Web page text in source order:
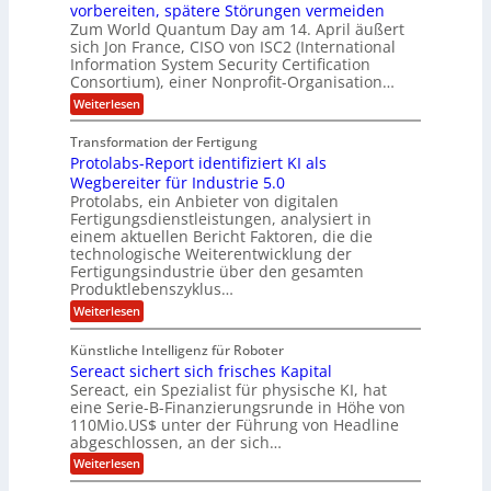
S
-
D
o
l
l
a
r
E
A
u
n
d
L
a
t
e
i
n
a
m
e
r
i
k
a
u
s
t
o
m
e
r
O
ff
c
e
t
K
o
m
p
e
t
e
z
n
t
r
u
m
f
ü
r
3
D
-
D
r
u
c
k
r
a
g
s
d
ä
m
p
e
f
ü
r
d
e
n
M
a
s
c
h
n
e
n
-
u
n
d
A
n
vorbereiten, spätere Störungen vermeiden
Zum World Quantum Day am 14. April äußert
sich Jon France, CISO von ISC2 (International
Information System Security Certification
Consortium), einer Nonprofit-Organisation…
Weiterlesen:
P
s
t
q
u
a
n
t
e
n
k
r
y
p
t
o
g
r
a
f
i
e
:
f
Transformation der Fertigung
Protolabs-Report identifiziert KI als
Wegbereiter für Industrie 5.0
Protolabs, ein Anbieter von digitalen
Fertigungsdienstleistungen, analysiert in
einem aktuellen Bericht Faktoren, die die
technologische Weiterentwicklung der
Fertigungsindustrie über den gesamten
Produktlebenszyklus…
Weiterlesen:
P
o
t
o
l
a
b
s
-
R
Künstliche Intelligenz für Roboter
Sereact sichert sich frisches Kapital
Sereact, ein Spezialist für physische KI, hat
eine Serie-B-Finanzierungsrunde in Höhe von
110Mio.US$ unter der Führung von Headline
abgeschlossen, an der sich…
Weiterlesen:
S